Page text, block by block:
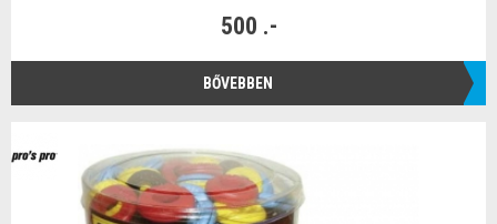
500 .-
BŐVEBBEN